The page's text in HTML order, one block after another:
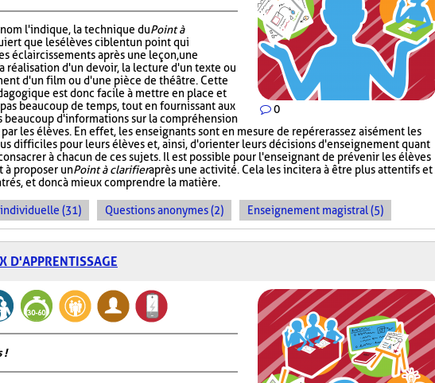
0
l'indique, la technique duPoint à
que les élèves ciblent un point qui
éclaircissements après une leçon, une
réalisation d'un devoir, la lecture d'un texte ou
d'un film ou d'une pièce de théâtre. Cette
est donc facile à mettre en place et
beaucoup de temps, tout en fournissant aux
beaucoup d'informations sur la compréhension
les élèves. En effet, les enseignants sont en mesure de repérer assez aisément les
difficiles pour leurs élèves et, ainsi, d'orienter leurs décisions d'enseignement quant
à chacun de ces sujets. Il est possible pour l'enseignant de prévenir les élèves
à proposer unPoint à clarifieraprès une activité. Cela les incitera à être plus attentifs et
et donc à mieux comprendre la matière.
(31) Questions anonymes (2) Enseignement magistral (5)
D'APPRENTISSAGE
!